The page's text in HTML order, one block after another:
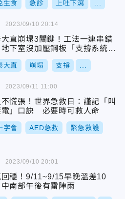
生食 急診 上吐下瀉
直崩塌3關鍵！工法一連串錯
下室沒加壓鋼板「支撐系統全
大直 崩塌 支撐
2023/09/10 20:14
慌張！世界急救日：謹記「叫
電」口訣 必要時可救人命
字會 AED急救 緊急救護
2023/09/11 11:00
回穩！9/11~9/15早晚溫差10
南部午後有雷陣雨
2023/09/10 20:01